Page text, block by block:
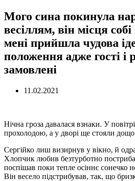
Мого сина покинула
весіллям, він місця
мені прийшла чудова
положення адже гості і
замовлені
11.02.2021
Нічна гроза давалася взнаки. У
прохолодою, а у дворі ще стояли
Сергійко лиш визирнув у вікно, й
Хлопчик любив безтурботно
поспішав поки тепле осіннє сонечко
Він весело підстрибував, так, що